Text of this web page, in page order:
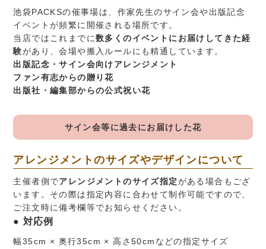
池袋PACKSの催事場は、作家先生のサイン会や出版記念
イベントが頻繁に開催される場所です。
当店ではこれまでに数多くのイベントにお届けしてきた経
験があり、会場や搬入ルールにも精通しています。
出版記念・サイン会向けアレンジメント
ファン有志からの贈り花
出版社・編集部からの公式祝い花
サイン会等に過去にお届けした花
アレンジメントのサイズやデザインについて
主催者側でアレンジメントのサイズ指定がある場合もござ
います。その際は指定内容に合わせて制作可能ですので、
ご注文時に備考欄等でお知らせください。
対応例
幅35cm × 奥行35cm × 高さ50cmなどの指定サイズ